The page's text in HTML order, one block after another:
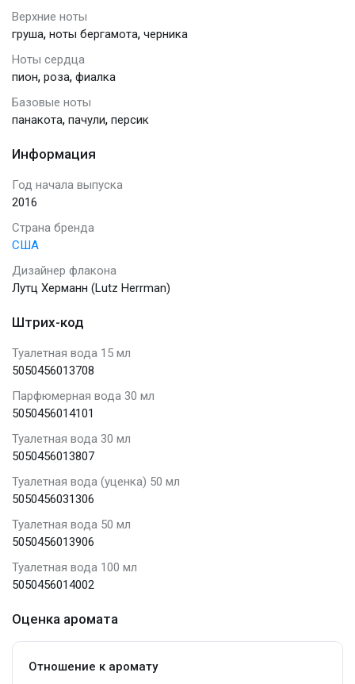
Верхние ноты
груша, ноты бергамота, черника
Ноты сердца
пион, роза, фиалка
Базовые ноты
панакота, пачули, персик
Информация
Год начала выпуска
2016
Страна бренда
США
Дизайнер флакона
Лутц Херманн (Lutz Herrman)
Штрих-код
Туалетная вода 15 мл
5050456013708
Парфюмерная вода 30 мл
5050456014101
Туалетная вода 30 мл
5050456013807
Туалетная вода (уценка) 50 мл
5050456031306
Туалетная вода 50 мл
5050456013906
Туалетная вода 100 мл
5050456014002
Оценка аромата
Отношение к аромату